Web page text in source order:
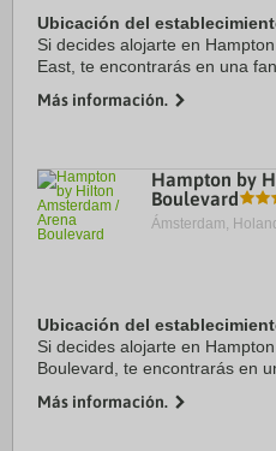
Ubicación del
Si decides alojarte en
East, te encontrarás en una
coche de Terminal de pasajeros
Más información.
Hampton by
Boulevard
Ámsterdam,
Ubicación del
Si decides alojarte en
Boulevard, te encontrarás en
minutos a pie de Estadio Johan
Más información.